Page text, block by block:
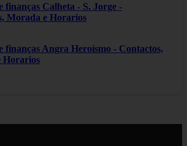
finanças Calheta - S. Jorge -
Morada e Horarios
finanças Angra Heroísmo - Contactos,
Horarios